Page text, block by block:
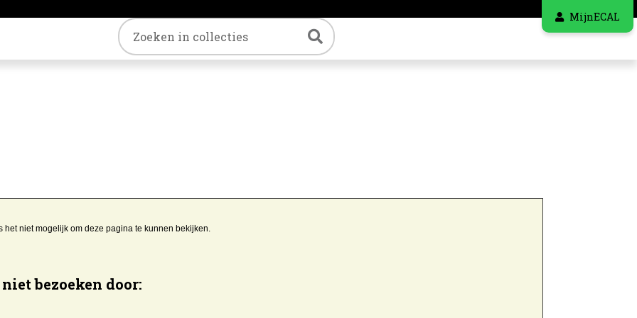
MijnECAL
Trefwoord Zoeken
niet mogelijk om deze pagina te kunnen bekijken.
bezoeken door: